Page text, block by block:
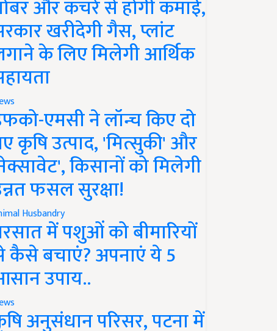
और कचरे से होगी कमाई,
खरीदेगी गैस, प्लांट
के लिए मिलेगी आर्थिक
एमसी ने लॉन्च किए दो
कृषि उत्पाद, 'मित्सुकी' और
किसानों को मिलेगी
फसल सुरक्षा!
Husbandry
में पशुओं को बीमारियों
कैसे बचाएं? अपनाएं ये 5
उपाय..
अनुसंधान परिसर, पटना में